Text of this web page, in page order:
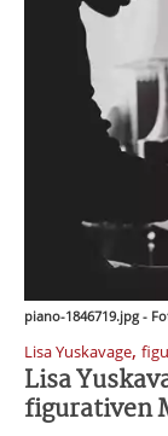
piano-1846719.jpg -
Lisa Yuskavage,
Lisa
figurativen